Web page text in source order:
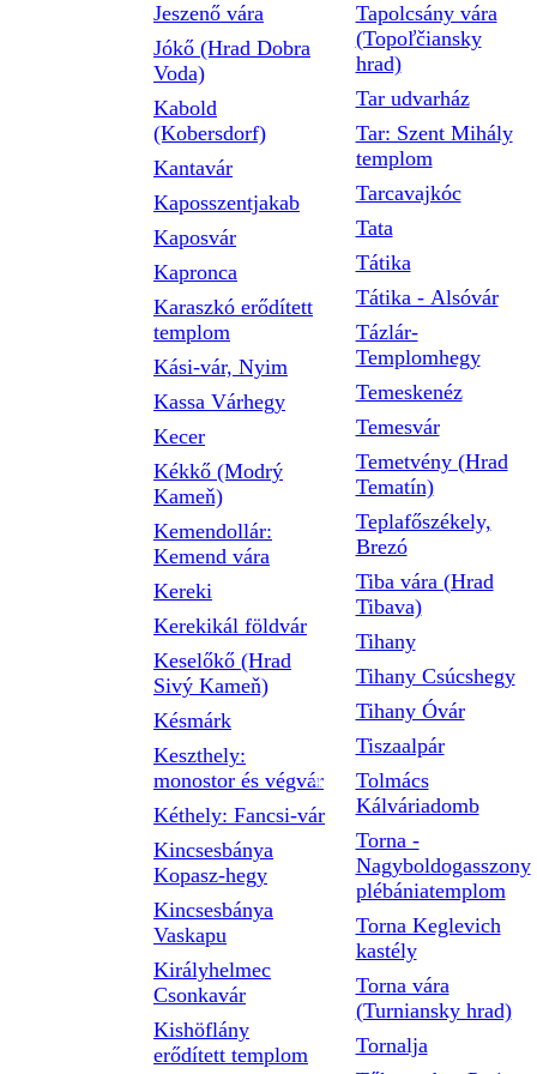
Jeszenő vára
Jókő (Hrad Dobra
Voda)
Kabold
(Kobersdorf)
Kantavár
Kaposszentjakab
Kaposvár
Kapronca
Karaszkó erődített
templom
Kási-vár, Nyim
Kassa Várhegy
Kecer
Kékkő (Modrý
Kameň)
Kemendollár:
Kemend vára
Kereki
Kerekikál földvár
Keselőkő (Hrad
Sivý Kameň)
Késmárk
Keszthely:
monostor és végvár
Kéthely: Fancsi-vár
Kincsesbánya
Kopasz-hegy
Kincsesbánya
Vaskapu
Királyhelmec
Csonkavár
Kishöflány
erődített templom
Tapolcsány vára
(Topoľčiansky
hrad)
Tar udvarház
Tar: Szent Mihály
templom
Tarcavajkóc
Tata
Tátika
Tátika - Alsóvár
Tázlár-
Templomhegy
Temeskenéz
Temesvár
Temetvény (Hrad
Tematín)
Teplafőszékely,
Brezó
Tiba vára (Hrad
Tibava)
Tihany
Tihany Csúcshegy
Tihany Óvár
Tiszaalpár
Tolmács
Kálváriadomb
Torna -
Nagyboldogasszony
plébániatemplom
Torna Keglevich
kastély
Torna vára
(Turniansky hrad)
Tornalja